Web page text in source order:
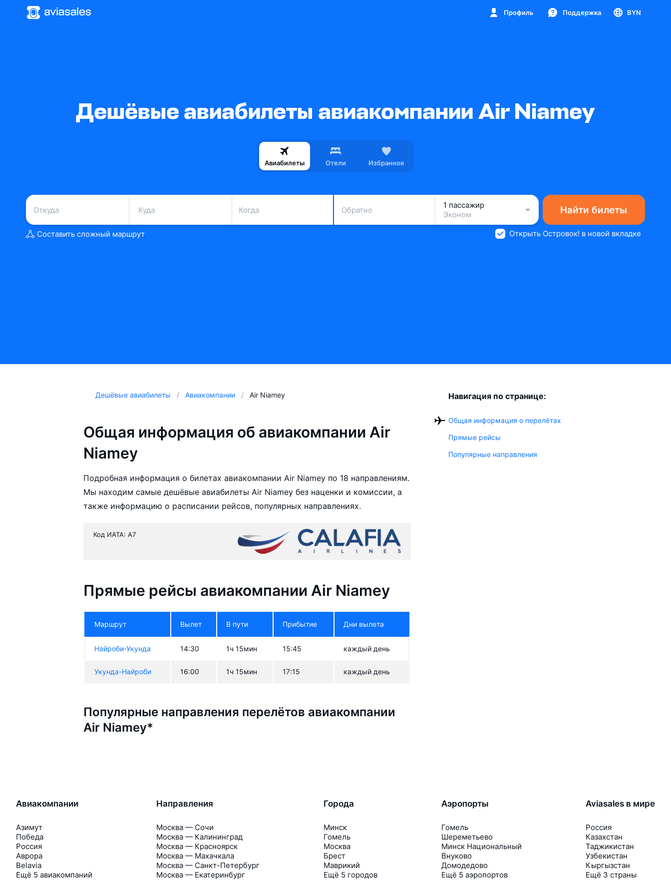
Профиль Поддержка BYN
Дешёвые авиабилеты авиакомпании Air Niamey
Авиабилеты Отели Избранное
Когда Обратно
1 пассажир
Эконом
Найти билеты
Составить сложный маршрут Открыть Островок! в новой вкладке
Дешёвые авиабилеты Авиакомпании Air Niamey
Общая информация об авиакомпании Air
Niamey
Подробная информация о билетах авиакомпании Air Niamey по 18 направлениям.
Мы находим самые дешёвые авиабилеты Air Niamey без наценки и комиссии, а
также информацию о расписании рейсов, популярных направлениях.
Код ИАТА: A7
Прямые рейсы авиакомпании Air Niamey
Маршрут Вылет В пути Прибытие Дни вылета
Найроби-Укунда 14:30 1ч 15мин 15:45 каждый день
Укунда-Найроби 16:00 1ч 15мин 17:15 каждый день
Популярные направления перелётов авиакомпании
Air Niamey*
Навигация по странице:
Общая информация о перелётах
Прямые рейсы
Популярные направления
Авиакомпании
Азимут
Победа
Россия
Аврора
Belavia
Ещё 5 авиакомпаний
Направления
Москва — Сочи
Москва — Калининград
Москва — Красноярск
Москва — Махачкала
Москва — Санкт-Петербург
Москва — Екатеринбург
Города
Минск
Гомель
Москва
Брест
Маврикий
Ещё 5 городов
Аэропорты
Гомель
Шереметьево
Минск Национальный
Внуково
Домодедово
Ещё 5 аэропортов
Aviasales в мире
Россия
Казахстан
Таджикистан
Узбекистан
Кыргызстан
Ещё 3 страны